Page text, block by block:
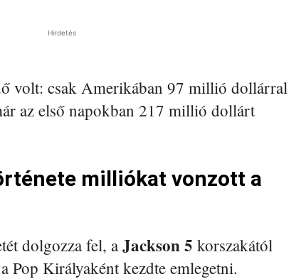
Hirdetés
volt: csak Amerikában 97 millió dollárral
az első napokban 217 millió dollárt
milliókat vonzott a
dolgozza fel, aJackson 5 korszakától
Pop Királyaként kezdte emlegetni.